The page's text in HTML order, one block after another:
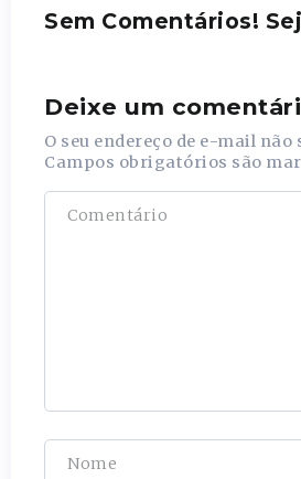
Sem Comentários!
Deixe um
O seu endereço de e-mail não
Campos obrigatórios são